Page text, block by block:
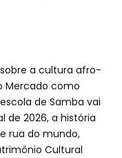
a cultura afro-
Mercado como
de Samba vai
de 2026, a história
rua do mundo,
Cultural